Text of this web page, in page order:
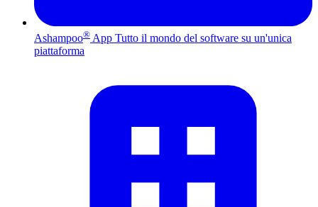
Ashampoo® App Tutto il mondo del software su un'unica
piattaforma